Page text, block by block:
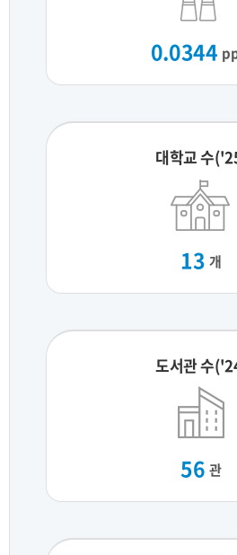
0.0344
대학교 수
13 개
도서관 수
56 관